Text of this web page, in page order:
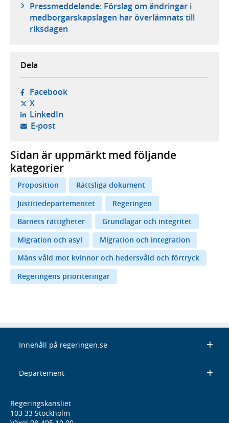
Pressmeddelande: Förslag om ändringar i
medborgarskapslagen har överlämnats till
riksdagen
Dela
Facebook- öppnas i ny flik, extern webbplats,
X- öppnas i ny flik, extern webbplats,
LinkedIn- öppnas i ny flik, extern webbplats,
E-post- öppnar din e-postklient,
Sidan är uppmärkt med följande
kategorier
Proposition
Rättsliga dokument
Justitiedepartementet
Regeringen
Barnets rättigheter
Grundlagar och integritet
Migration och asyl
Migration och integration
Mäns våld mot kvinnor och hedersvåld och förtryck
Regeringens prioriteringar
Innehåll på regeringen.se
Departement
Regeringskansliet
103 33 Stockholm